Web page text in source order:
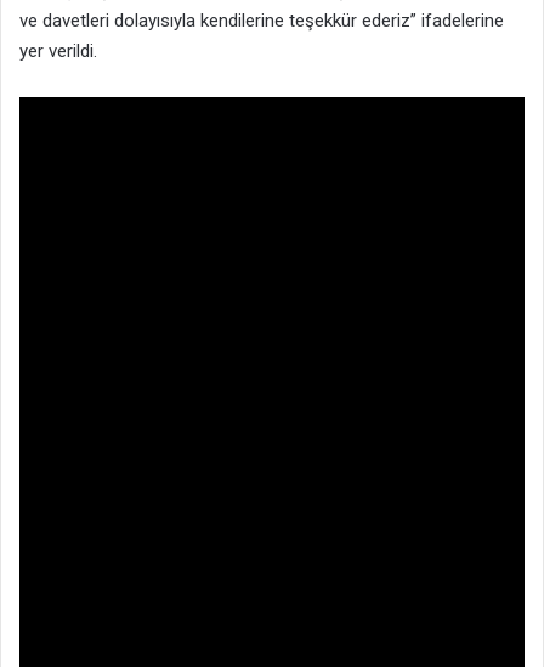
ve davetleri dolayısıyla kendilerine teşekkür ederiz” ifadelerine
yer verildi.